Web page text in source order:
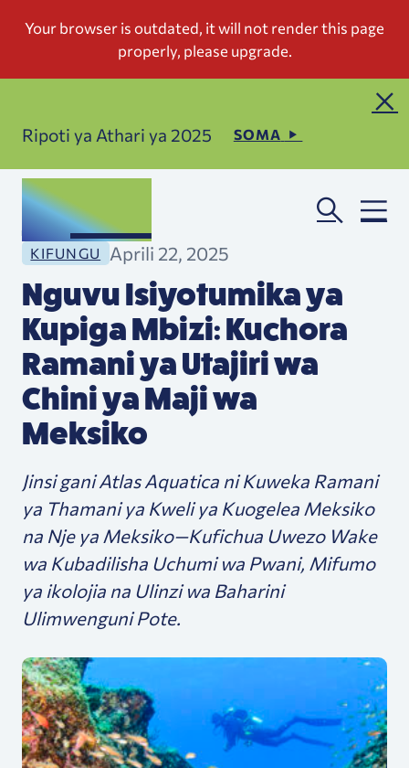
Ripoti ya Athari ya 2025 SOMA
KIFUNGU Aprili 22, 2025
Nguvu Isiyotumika ya
Kupiga Mbizi: Kuchora
Ramani ya Utajiri wa
Chini ya Maji wa
Meksiko
Jinsi gani Atlas Aquatica ni Kuweka Ramani
ya Thamani ya Kweli ya Kuogelea Meksiko
na Nje ya Meksiko—Kufichua Uwezo Wake
wa Kubadilisha Uchumi wa Pwani, Mifumo
ya ikolojia na Ulinzi wa Baharini
Ulimwenguni Pote.